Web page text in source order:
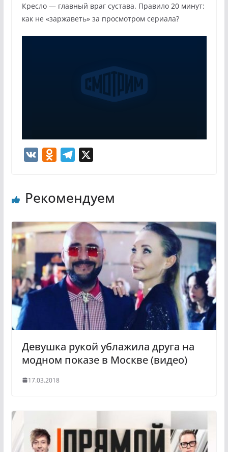
Кресло — главный враг сустава. Правило 20 минут:
как не «заржаветь» за просмотром сериала?
o
l
s
s
n
e
r
a
m
Рекомендуем
Девушка рукой ублажила друга на
модном показе в Москве (видео)
17.03.2018